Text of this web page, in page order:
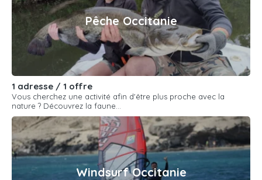
Pêche Occitanie
1 adresse / 1 offre
Vous cherchez une activité afin d'être plus proche avec la
nature ? Découvrez la faune...
Windsurf Occitanie